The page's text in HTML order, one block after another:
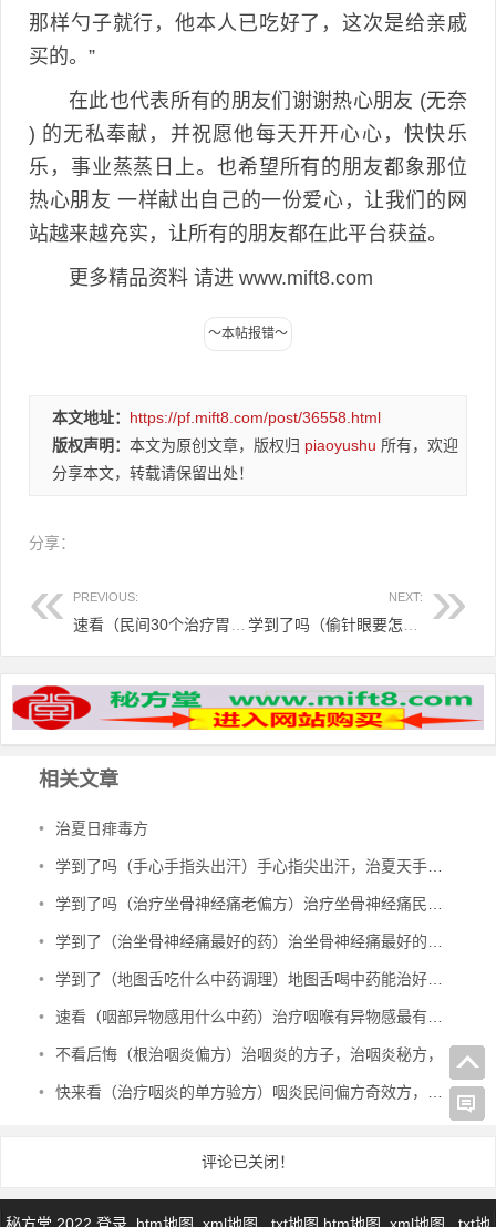
那样勺子就行，他本人已吃好了，这次是给亲戚
买的。”
在此也代表所有的朋友们谢谢热心朋友 (无奈
) 的无私奉献，并祝愿他每天开开心心，快快乐
乐，事业蒸蒸日上。也希望所有的朋友都象那位
热心朋友 一样献出自己的一份爱心，让我们的网
站越来越充实，让所有的朋友都在此平台获益。
更多精品资料 请进 www.mift8.com
本文地址： https://pf.mift8.com/post/36558.html
版权声明： 本文为原创文章，版权归 piaoyushu 所有，欢迎
分享本文，转载请保留出处！
分享：
PREVIOUS: NEXT:
相关文章
• 治夏日痱毒方
• 学到了吗（手心手指头出汗）手心指尖出汗，治夏天手心出汗、暴皮、手指肚鼓胀偏方，
• 学到了吗（治疗坐骨神经痛老偏方）治疗坐骨神经痛民间偏方，治坐骨神经痛验方，
• 学到了（治坐骨神经痛最好的药）治坐骨神经痛最好的中成药有哪些，治坐骨神经痛特效秘方，
• 学到了（地图舌吃什么中药调理）地图舌喝中药能治好吗，治地图舌偏方，
• 速看（咽部异物感用什么中药）治疗咽喉有异物感最有效的中成药，治咽部有异物感验方，
• 不看后悔（根治咽炎偏方）治咽炎的方子，治咽炎秘方，
• 快来看（治疗咽炎的单方验方）咽炎民间偏方奇效方，治咽炎民间验方，
评论已关闭！
秘方堂 2022 登录 htm地图 xml地图 txt地图 htm地图 xml地图 txt地